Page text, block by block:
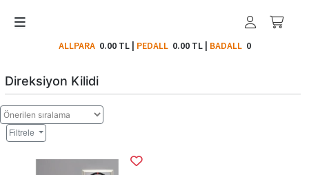
ALLPARA 0.00 TL| PEDALL 0.00 TL| BADALL0
Direksiyon Kilidi
Filtrele